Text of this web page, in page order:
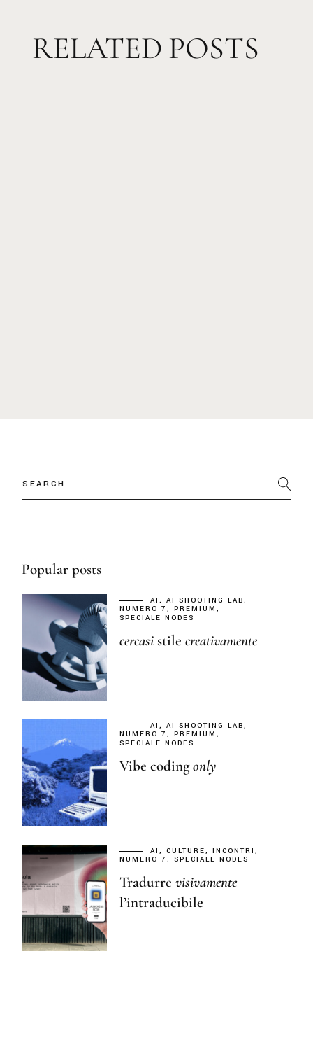
RELATED POSTS
Popular posts
AI
AI SHOOTING LAB
NUMERO 7
PREMIUM
SPECIALE NODES
cercasi stilecreativamente
AI
AI SHOOTING LAB
NUMERO 7
PREMIUM
SPECIALE NODES
Vibe codingonly
AI CULTURE
INCONTRI
NUMERO 7
SPECIALE NODES
Tradurrevisivamente
l’intraducibile